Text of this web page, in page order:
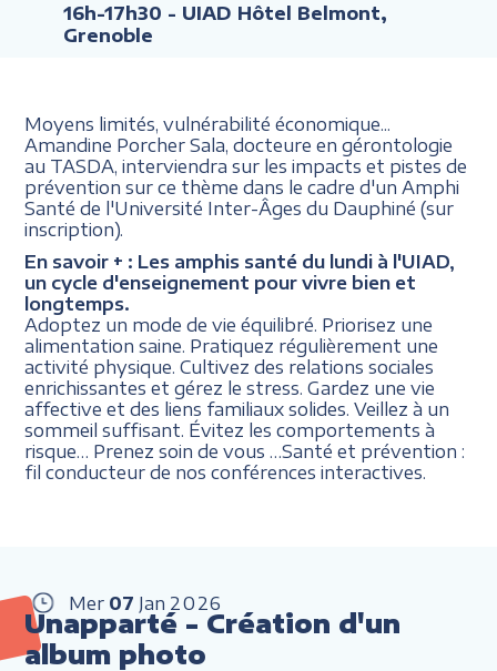
16h-17h30 - UIAD Hôtel Belmont,
Grenoble
Moyens limités, vulnérabilité économique...
Amandine Porcher Sala, docteure en gérontologie
au TASDA, interviendra sur les impacts et pistes de
prévention sur ce thème dans le cadre d'un Amphi
Santé de l'Université Inter-Âges du Dauphiné (sur
inscription).
En savoir + : Les amphis santé du lundi à l'UIAD,
un cycle d'enseignement pour vivre bien et
longtemps.
Adoptez un mode de vie équilibré. Priorisez une
alimentation saine. Pratiquez régulièrement une
activité physique. Cultivez des relations sociales
enrichissantes et gérez le stress. Gardez une vie
affective et des liens familiaux solides. Veillez à un
sommeil suffisant. Évitez les comportements à
risque… Prenez soin de vous …Santé et prévention :
fil conducteur de nos conférences interactives.
Mer 07 Jan 2026
Unapparté - Création d'un
album photo